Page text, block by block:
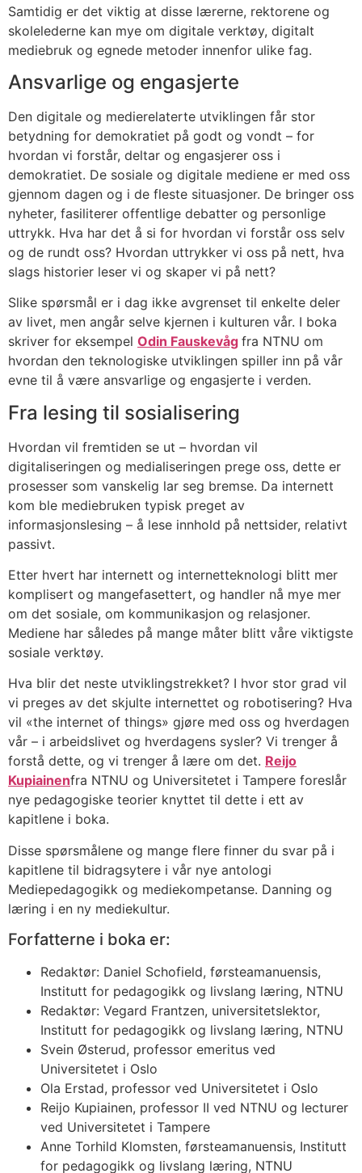
Samtidig er det viktig at disse lærerne, rektorene og
skolelederne kan mye om digitale verktøy, digitalt
mediebruk og egnede metoder innenfor ulike fag.
Ansvarlige og engasjerte
Den digitale og medierelaterte utviklingen får stor
betydning for demokratiet på godt og vondt – for
hvordan vi forstår, deltar og engasjerer oss i
demokratiet. De sosiale og digitale mediene er med oss
gjennom dagen og i de fleste situasjoner. De bringer oss
nyheter, fasiliterer offentlige debatter og personlige
uttrykk. Hva har det å si for hvordan vi forstår oss selv
og de rundt oss? Hvordan uttrykker vi oss på nett, hva
slags historier leser vi og skaper vi på nett?
Slike spørsmål er i dag ikke avgrenset til enkelte deler
av livet, men angår selve kjernen i kulturen vår. I boka
skriver for eksempel Odin Fauskevåg fra NTNU om
hvordan den teknologiske utviklingen spiller inn på vår
evne til å være ansvarlige og engasjerte i verden.
Fra lesing til sosialisering
Hvordan vil fremtiden se ut – hvordan vil
digitaliseringen og medialiseringen prege oss, dette er
prosesser som vanskelig lar seg bremse. Da internett
kom ble mediebruken typisk preget av
informasjonslesing – å lese innhold på nettsider, relativt
passivt.
Etter hvert har internett og internetteknologi blitt mer
komplisert og mangefasettert, og handler nå mye mer
om det sosiale, om kommunikasjon og relasjoner.
Mediene har således på mange måter blitt våre viktigste
sosiale verktøy.
Hva blir det neste utviklingstrekket? I hvor stor grad vil
vi preges av det skjulte internettet og robotisering? Hva
vil «the internet of things» gjøre med oss og hverdagen
vår – i arbeidslivet og hverdagens sysler? Vi trenger å
forstå dette, og vi trenger å lære om det. Reijo
Kupiainenfra NTNU og Universitetet i Tampere foreslår
nye pedagogiske teorier knyttet til dette i ett av
kapitlene i boka.
Disse spørsmålene og mange flere finner du svar på i
kapitlene til bidragsytere i vår nye antologi
Mediepedagogikk og mediekompetanse. Danning og
læring i en ny mediekultur.
Forfatterne i boka er:
Redaktør: Daniel Schofield, førsteamanuensis,
Institutt for pedagogikk og livslang læring, NTNU
Redaktør: Vegard Frantzen, universitetslektor,
Institutt for pedagogikk og livslang læring, NTNU
Svein Østerud, professor emeritus ved
Universitetet i Oslo
Ola Erstad, professor ved Universitetet i Oslo
Reijo Kupiainen, professor II ved NTNU og lecturer
ved Universitetet i Tampere
Anne Torhild Klomsten, førsteamanuensis, Institutt
for pedagogikk og livslang læring, NTNU